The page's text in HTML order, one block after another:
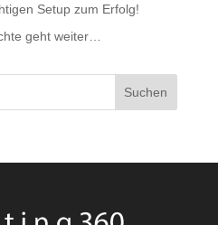
Setup zum Erfolg!
geht weiter…